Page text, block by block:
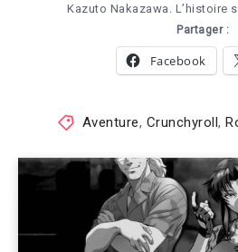
Kazuto Nakazawa. L’histoire
Partager :
Facebook
Aventure, Crunchyroll ,